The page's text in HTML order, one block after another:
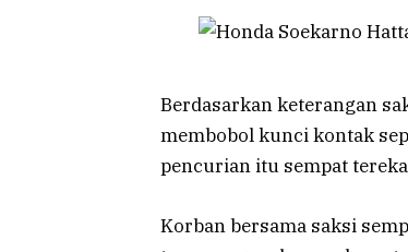
Berdasarkan keterangan
membobol kunci kontak
pencurian itu sempat
Korban bersama saksi